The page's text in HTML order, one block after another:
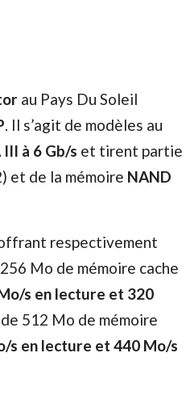
au Pays Du Soleil
. Il s’agit de modèles au
III à 6 Gb/s et tirent partie
et de la mémoire NAND
respectivement
Mo de mémoire cache
s en lecture et 320
512 Mo de mémoire
s en lecture et 440 Mo/s